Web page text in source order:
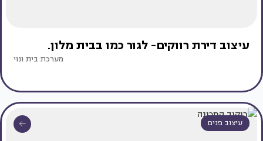
עיצוב דירת רווקים- לגור כמו בבית מלון.
מערכת בית ונוי
עיצוב פנים